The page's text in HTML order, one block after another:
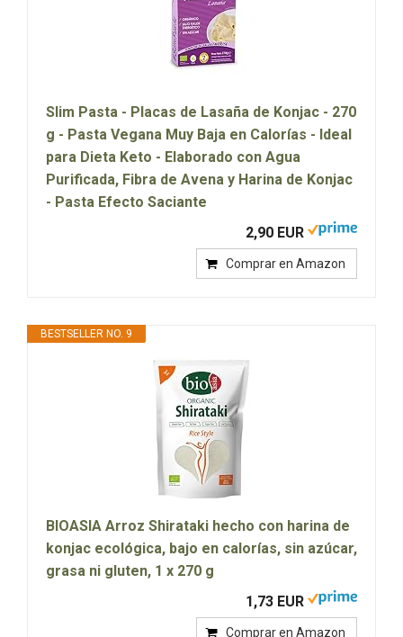
Slim Pasta - Placas de Lasaña de Konjac - 270
g - Pasta Vegana Muy Baja en Calorías - Ideal
para Dieta Keto - Elaborado con Agua
Purificada, Fibra de Avena y Harina de Konjac
- Pasta Efecto Saciante
2,90 EUR
Comprar en Amazon
BESTSELLER NO. 9
BIOASIA Arroz Shirataki hecho con harina de
konjac ecológica, bajo en calorías, sin azúcar,
grasa ni gluten, 1 x 270 g
1,73 EUR
Comprar en Amazon